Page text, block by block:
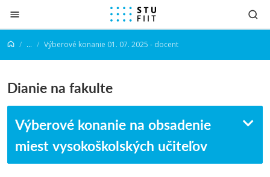
Prejsť na obsah
... Výberové konanie 01. 07. 2025 - docent
Dianie na fakulte
Výberové konanie na obsadenie
miest vysokoškolských učiteľov